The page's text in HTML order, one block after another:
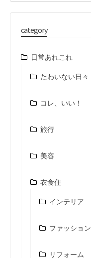
category
日常あれこれ
たわいない日々
コレ、いい！
旅行
美容
衣食住
インテリア
ファッション
リフォーム